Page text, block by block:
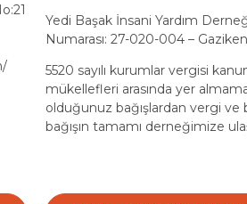
Yedi Başak İnsani Yardım
Numarası: 27-020-004 –
5520 sayılı kurumlar vergisi
mükellefleri arasında yer
olduğunuz bağışlardan vergi ve
bağışın tamamı derneğimize